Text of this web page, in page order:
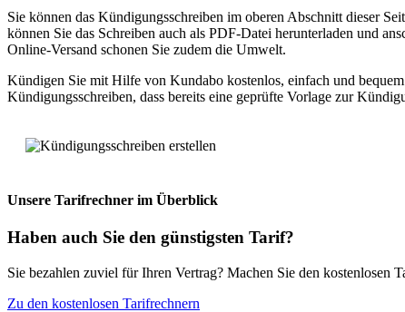
Sie können das Kündigungsschreiben im oberen Abschnitt dieser
können Sie das Schreiben auch als PDF-Datei herunterladen und
Online-Versand schonen Sie zudem die Umwelt.
Kündigen Sie mit Hilfe von Kundabo kostenlos, einfach und
Kündigungsschreiben, dass bereits eine geprüfte Vorlage zur
Unsere Tarifrechner im Überblick
Haben auch Sie den günstigsten Tarif?
Sie bezahlen zuviel für Ihren Vertrag? Machen Sie den kostenlosen
Zu den kostenlosen Tarifrechnern